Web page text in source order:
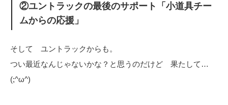
②ユントラックの最後のサポート「小道具チー
ムからの応援」
そして ユントラックからも。
つい最近なんじゃないかな？と思うのだけど 果たして…
(;^ω^)